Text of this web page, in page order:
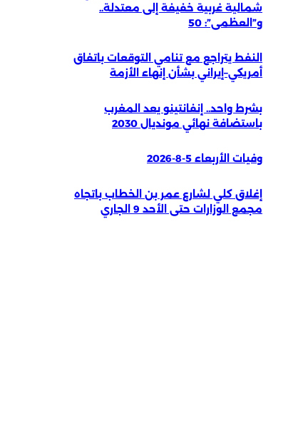
شمالية غربية خفيفة إلى معتدلة..
و”العظمى”: 50
النفط يتراجع مع تنامي التوقعات باتفاق
أمريكي–إيراني بشأن إنهاء الأزمة
بشرط واحد.. إنفانتينو يعد المغرب
باستضافة نهائي مونديال 2030
وفيات الأربعاء 5-8-2026
إغلاق كلي لشارع عمر بن الخطاب باتجاه
مجمع الوزارات حتى الأحد 9 الجاري